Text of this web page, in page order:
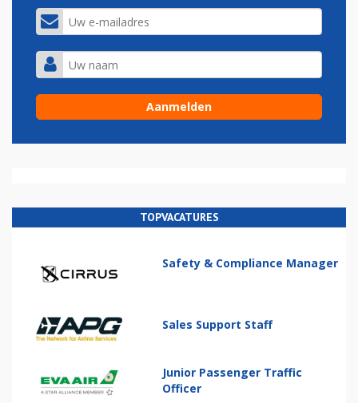
TOPVACATURES
Safety & Compliance Manager
Sales Support Staff
Junior Passenger Traffic
Officer